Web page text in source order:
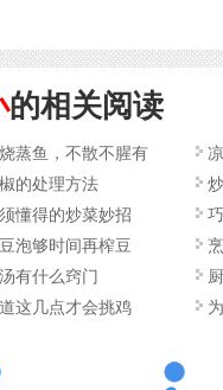
的相关阅读
蒸鱼，不散不腥有
的处理方法
懂得的炒菜妙招
泡够时间再榨豆
有什么窍门
这几点才会挑鸡